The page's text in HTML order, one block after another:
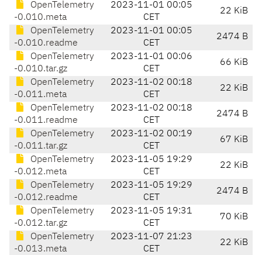
OpenTelemetry
-0.010.meta
2023-11-01 00:05
CET
22 KiB
OpenTelemetry
-0.010.readme
2023-11-01 00:05
CET
2474 B
OpenTelemetry
-0.010.tar.gz
2023-11-01 00:06
CET
66 KiB
OpenTelemetry
-0.011.meta
2023-11-02 00:18
CET
22 KiB
OpenTelemetry
-0.011.readme
2023-11-02 00:18
CET
2474 B
OpenTelemetry
-0.011.tar.gz
2023-11-02 00:19
CET
67 KiB
OpenTelemetry
-0.012.meta
2023-11-05 19:29
CET
22 KiB
OpenTelemetry
-0.012.readme
2023-11-05 19:29
CET
2474 B
OpenTelemetry
-0.012.tar.gz
2023-11-05 19:31
CET
70 KiB
OpenTelemetry
-0.013.meta
2023-11-07 21:23
CET
22 KiB